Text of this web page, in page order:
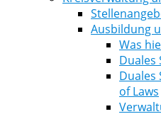
Ausbildung
Was
Duales
Duales
of Laws